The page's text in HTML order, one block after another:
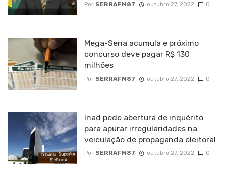
Por SERRAFM87 outubro 27, 2022 0
Mega-Sena acumula e próximo
concurso deve pagar R$ 130
milhões
Por SERRAFM87 outubro 27, 2022 0
Inad pede abertura de inquérito
para apurar irregularidades na
veiculação de propaganda eleitoral
Por SERRAFM87 outubro 27, 2022 0